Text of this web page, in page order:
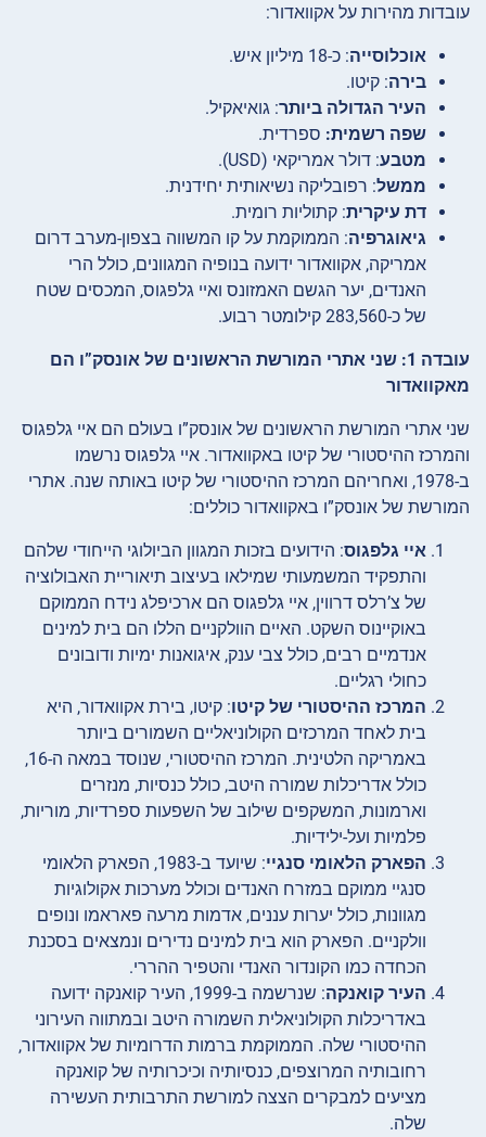
עובדות מהירות על אקוואדור:
אוכלוסייה: כ-18 מיליון איש.
בירה: קיטו.
העיר הגדולה ביותר: גואיאקיל.
שפה רשמית: ספרדית.
מטבע: דולר אמריקאי (USD).
ממשל: רפובליקה נשיאותית יחידנית.
דת עיקרית: קתוליות רומית.
גיאוגרפיה: הממוקמת על קו המשווה בצפון-מערב דרום
אמריקה, אקוואדור ידועה בנופיה המגוונים, כולל הרי
האנדים, יער הגשם האמזונס ואיי גלפגוס, המכסים שטח
של כ-283,560 קילומטר רבוע.
עובדה 1: שני אתרי המורשת הראשונים של אונסק”ו הם
מאקוואדור
שני אתרי המורשת הראשונים של אונסק”ו בעולם הם איי גלפגוס
והמרכז ההיסטורי של קיטו באקוואדור. איי גלפגוס נרשמו
ב-1978, ואחריהם המרכז ההיסטורי של קיטו באותה שנה. אתרי
המורשת של אונסק”ו באקוואדור כוללים:
איי גלפגוס: הידועים בזכות המגוון הביולוגי הייחודי שלהם
והתפקיד המשמעותי שמילאו בעיצוב תיאוריית האבולוציה
של צ’רלס דרווין, איי גלפגוס הם ארכיפלג נידח הממוקם
באוקיינוס השקט. האיים הוולקניים הללו הם בית למינים
אנדמיים רבים, כולל צבי ענק, איגואנות ימיות ודובונים
כחולי רגליים.
המרכז ההיסטורי של קיטו: קיטו, בירת אקוואדור, היא
בית לאחד המרכזים הקולוניאליים השמורים ביותר
באמריקה הלטינית. המרכז ההיסטורי, שנוסד במאה ה-16,
כולל אדריכלות שמורה היטב, כולל כנסיות, מנזרים
וארמונות, המשקפים שילוב של השפעות ספרדיות, מוריות,
פלמיות ועל-ילידיות.
הפארק הלאומי סנגיי
: שיועד ב-1983, הפארק הלאומי
סנגיי ממוקם במזרח האנדים וכולל מערכות אקולוגיות
מגוונות, כולל יערות עננים, אדמות מרעה פאראמו ונופים
וולקניים. הפארק הוא בית למינים נדירים ונמצאים בסכנת
הכחדה כמו הקונדור האנדי והטפיר ההררי.
העיר קואנקה
: שנרשמה ב-1999, העיר קואנקה ידועה
באדריכלות הקולוניאלית השמורה היטב ובמתווה העירוני
ההיסטורי שלה. הממוקמת ברמות הדרומיות של אקוואדור,
רחובותיה המרוצפים, כנסיותיה וכיכרותיה של קואנקה
מציעים למבקרים הצצה למורשת התרבותית העשירה
שלה.